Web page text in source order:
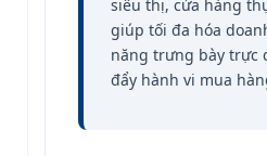
siêu thị, cửa hàng
giúp tối đa hóa
năng trưng bày trực
đẩy hành vi mua